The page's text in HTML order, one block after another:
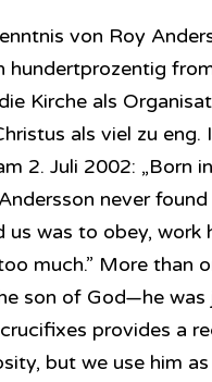
von Roy
hundertprozentig
Kirche als
als viel zu eng.
2. Juli 2002: „Born
never
us was to obey, work
much.” More than
son of God—he
provides a
but we use him